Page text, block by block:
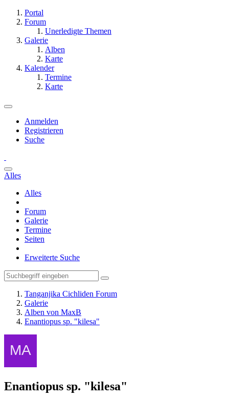
Portal
Forum
Unerledigte Themen
Galerie
Alben
Karte
Kalender
Termine
Karte
Anmelden
Registrieren
Suche
Alles
Alles
Forum
Galerie
Termine
Seiten
Erweiterte Suche
Tanganjika Cichliden Forum
Galerie
Alben von MaxB
Enantiopus sp. "kilesa"
Enantiopus sp. "kilesa"